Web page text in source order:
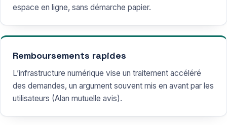
espace en ligne, sans démarche papier.
Remboursements rapides
L’infrastructure numérique vise un traitement accéléré
des demandes, un argument souvent mis en avant par les
utilisateurs (Alan mutuelle avis).